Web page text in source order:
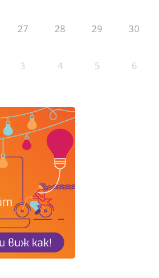
27 28 29 30
3 4 5 6